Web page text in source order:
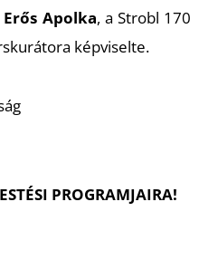
Erős Apolka, a Strobl 170
képviselte.
PROGRAMJAIRA!